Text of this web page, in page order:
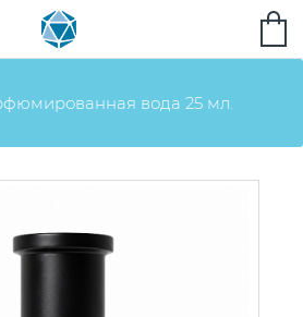
вода 25 мл.